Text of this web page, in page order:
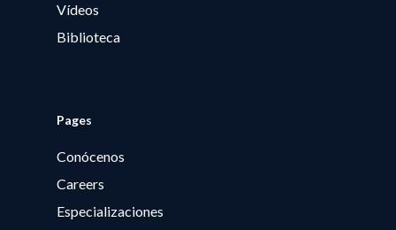
Vídeos
Biblioteca
Pages
Conócenos
Careers
Especializaciones